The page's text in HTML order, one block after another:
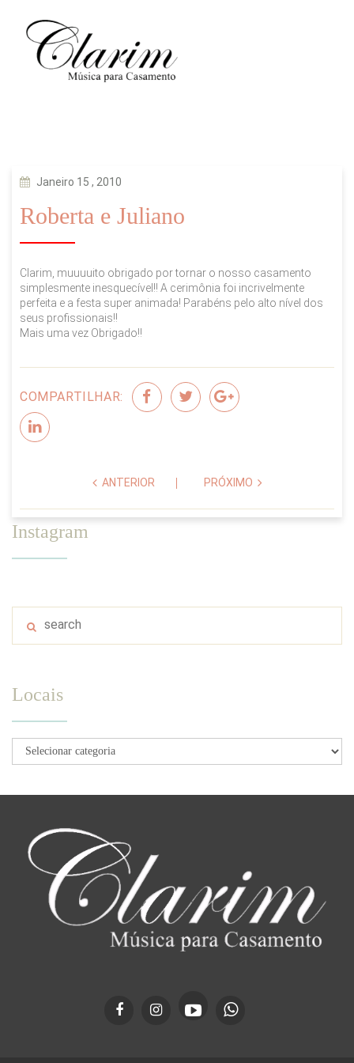
Janeiro 15 , 2010
Roberta e Juliano
Clarim, muuuuito obrigado por tornar o nosso casamento
simplesmente inesquecível!! A cerimônia foi incrivelmente
perfeita e a festa super animada! Parabéns pelo alto nível dos
seus profissionais!!
Mais uma vez Obrigado!!
COMPARTILHAR:
ANTERIOR PRÓXIMO
Instagram
Locais